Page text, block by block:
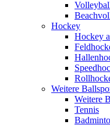
Hockey
Hockey
Weitere
Weitere
Tennis